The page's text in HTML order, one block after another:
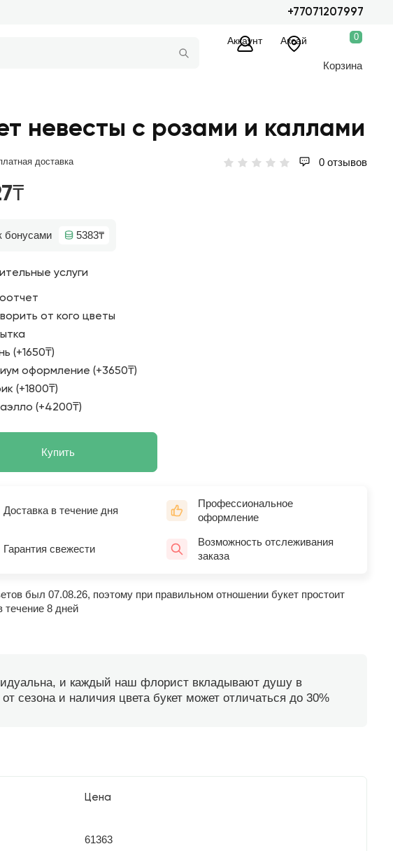
+77071207997
Аккаунт Аксай 0
Корзина
невесты с розами и каллами
доставка 0 отзывов
бонусами 5383₸
услуги
от кого цветы
(+1650₸)
оформление (+3650₸)
(+1800₸)
(+4200₸)
Купить
Доставка в течение дня
Профессиональное
оформление
Гарантия свежести
Возможность отслеживания
заказа
был 07.08.26, поэтому при правильном отношении букет простоит
течение 8 дней
и каждый наш флорист вкладывают душу в
сезона и наличия цвета букет может отличаться до 30%
Цена
61363